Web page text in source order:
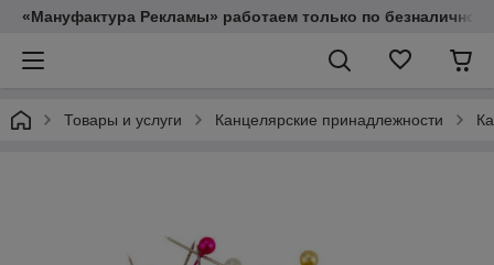
«Мануфактура Рекламы» работаем только по
Товары и услуги Канцелярские принадлежности